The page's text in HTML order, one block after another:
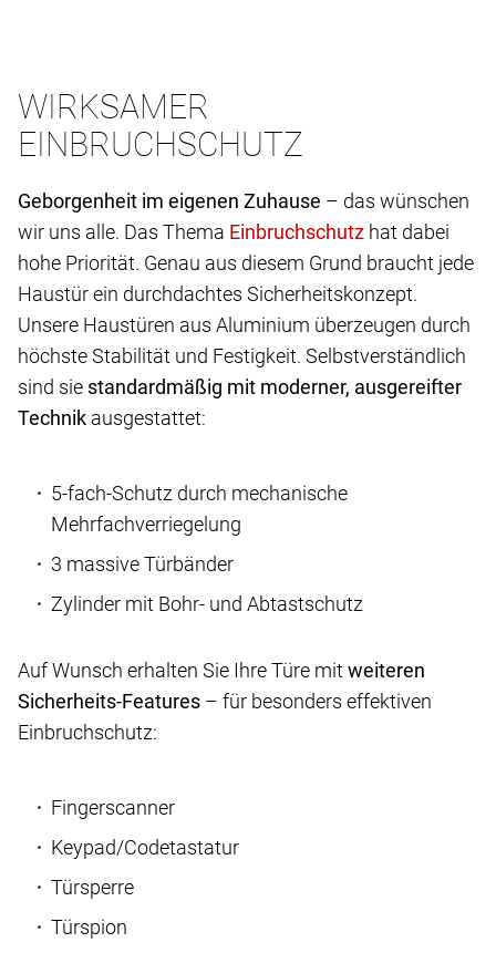
WIRKSAMER
EINBRUCHSCHUTZ
Geborgenheit im eigenen Zuhause – das wünschen
wir uns alle. Das Thema
hat dabei
hohe Priorität. Genau aus diesem Grund braucht jede
Haustür ein durchdachtes Sicherheitskonzept.
Unsere Haustüren aus Aluminium überzeugen durch
höchste Stabilität und Festigkeit. Selbstverständlich
sind sie standardmäßig mit moderner, ausgereifter
Technik ausgestattet:
5-fach-Schutz durch mechanische
Mehrfachverriegelung
3 massive Türbänder
Zylinder mit Bohr- und Abtastschutz
Auf Wunsch erhalten Sie Ihre Türe mit weiteren
Sicherheits-Features – für besonders effektiven
Einbruchschutz:
Fingerscanner
Keypad/Codetastatur
Türsperre
Türspion